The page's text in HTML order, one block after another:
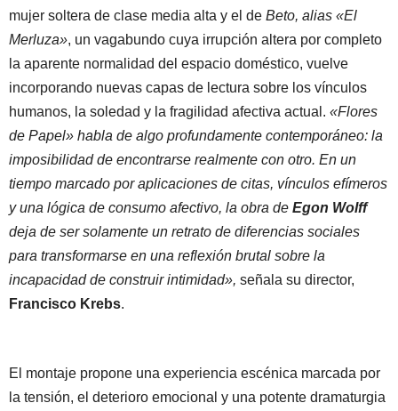
mujer soltera de clase media alta y el de Beto, alias «El
Merluza», un vagabundo cuya irrupción altera por completo
la aparente normalidad del espacio doméstico, vuelve
incorporando nuevas capas de lectura sobre los vínculos
humanos, la soledad y la fragilidad afectiva actual. «Flores
de Papel» habla de algo profundamente contemporáneo: la
imposibilidad de encontrarse realmente con otro. En un
tiempo marcado por aplicaciones de citas, vínculos efímeros
y una lógica de consumo afectivo, la obra de Egon Wolff
deja de ser solamente un retrato de diferencias sociales
para transformarse en una reflexión brutal sobre la
incapacidad de construir intimidad», señala su director,
Francisco Krebs.
El montaje propone una experiencia escénica marcada por
la tensión, el deterioro emocional y una potente dramaturgia